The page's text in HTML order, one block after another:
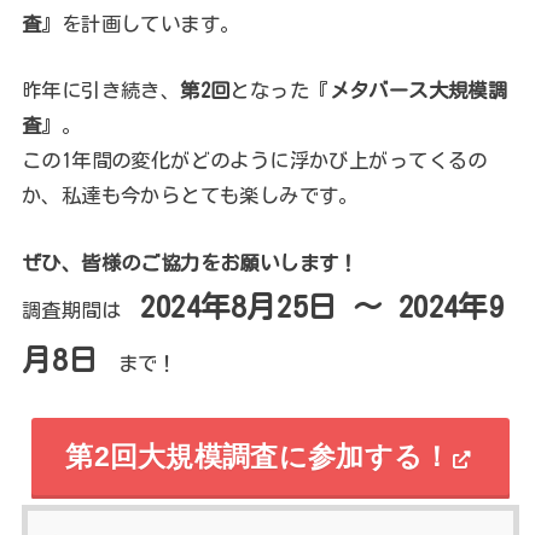
査』を計画しています。
昨年に引き続き、第2回となった『 メタバース大規模調
査』。
この1年間の変化がどのように浮かび上がってくるの
か、私達も今からとても楽しみです。
ぜひ、皆様のご協力をお願いします！
調査期間は 2024年8月25日 ～ 2024年9
月8日
まで！
第2回大規模調査に参加する！